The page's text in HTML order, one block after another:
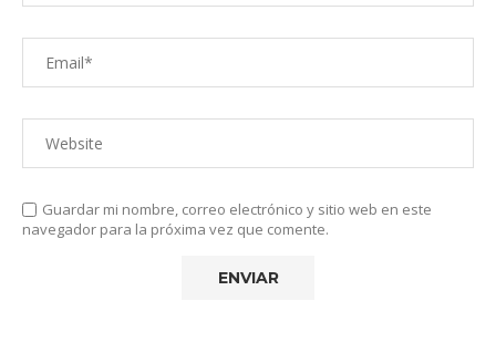
Guardar mi nombre, correo electrónico y sitio web en este
navegador para la próxima vez que comente.